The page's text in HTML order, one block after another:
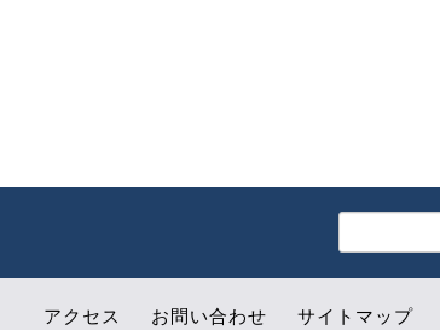
アクセス お問い合わせ サイトマップ